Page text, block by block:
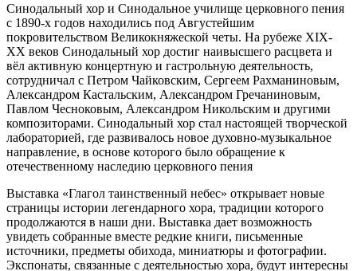
Синодальный хор и Синодальное училище церковного пения
с 1890-х годов находились под Августейшим
покровительством Великокняжеской четы. На рубеже XIX-
XX веков Синодальный хор достиг наивысшего расцвета и
вёл активную концертную и гастрольную деятельность,
сотрудничал с Петром Чайковским, Сергеем Рахманиновым,
Александром Кастальским, Александром Гречаниновым,
Павлом Чесноковым, Александром Никольским и другими
композиторами. Синодальный хор стал настоящей творческой
лабораторией, где развивалось новое духовно-музыкальное
направление, в основе которого было обращение к
отечественному наследию церковного пения
Выставка «Глагол таинственный небес» открывает новые
страницы истории легендарного хора, традиции которого
продолжаются в наши дни. Выставка дает возможность
увидеть собранные вместе редкие книги, письменные
источники, предметы обихода, миниатюры и фотографии.
Экспонаты, связанные с деятельностью хора, будут интересны